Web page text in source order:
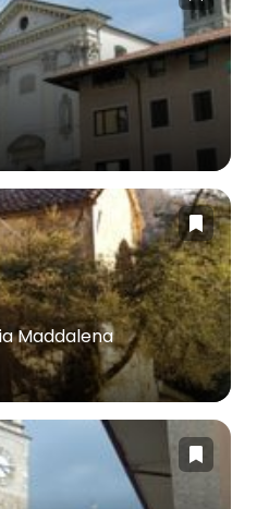
Maddalena